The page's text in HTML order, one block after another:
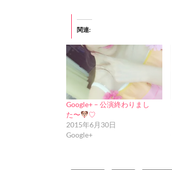
関連
Google+ – 公演終わりまし
た〜
♡
2015年6月30日
Google+